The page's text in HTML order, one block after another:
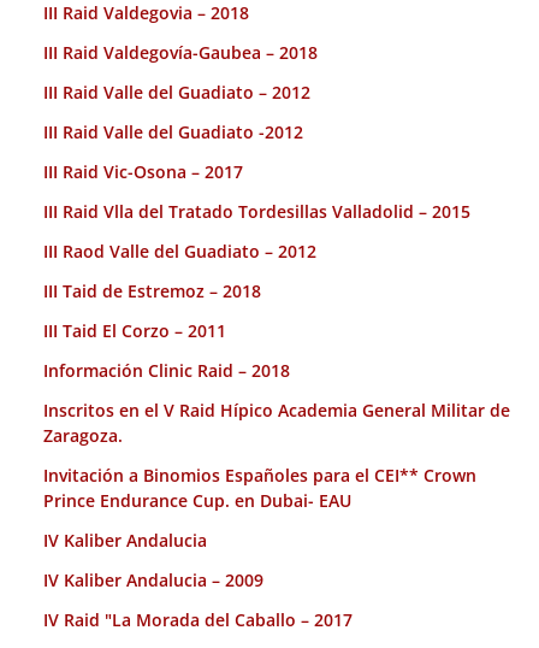
III Raid Valdegovia – 2018
III Raid Valdegovía-Gaubea – 2018
III Raid Valle del Guadiato – 2012
III Raid Valle del Guadiato -2012
III Raid Vic-Osona – 2017
III Raid Vlla del Tratado Tordesillas Valladolid – 2015
III Raod Valle del Guadiato – 2012
III Taid de Estremoz – 2018
III Taid El Corzo – 2011
Información Clinic Raid – 2018
Inscritos en el V Raid Hípico Academia General Militar de
Zaragoza.
Invitación a Binomios Españoles para el CEI** Crown
Prince Endurance Cup. en Dubai- EAU
IV Kaliber Andalucia
IV Kaliber Andalucia – 2009
IV Raid "La Morada del Caballo – 2017